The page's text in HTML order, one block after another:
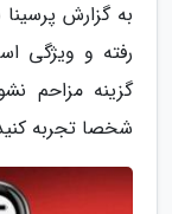
به گزارش
شخصا تجربه